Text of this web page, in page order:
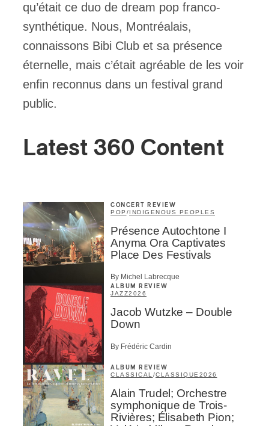
qu’était ce duo de dream pop franco-
synthétique. Nous, Montréalais,
connaissons Bibi Club et sa présence
éternelle, mais c’était agréable de les voir
enfin reconnus dans un festival grand
public.
Latest 360 Content
CONCERT REVIEW
POP /INDIGENOUS PEOPLES
Présence Autochtone I
Anyma Ora Captivates
Place Des Festivals
By Michel Labrecque
ALBUM REVIEW
JAZZ2026
Jacob Wutzke – Double
Down
By Frédéric Cardin
ALBUM REVIEW
CLASSICAL/CLASSIQUE2026
Alain Trudel; Orchestre
symphonique de Trois-
Rivières; Élisabeth Pion;